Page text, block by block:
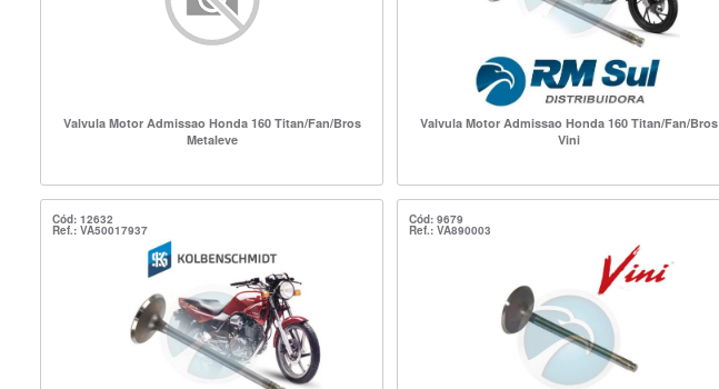
Valvula Motor Admissao Honda 160 Titan/Fan/Bros
Metaleve
Valvula Motor Admissao Honda 160 Titan/Fan/Bros
Vini
Cód: 12632
Ref.: VA50017937
Cód: 9679
Ref.: VA890003